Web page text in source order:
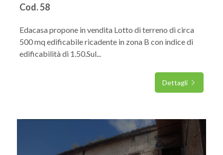
Cod. 58
Edacasa propone in vendita Lotto di terreno di circa
500 mq edificabile ricadente in zona B con indice di
edificabilità di 1.50.Sul...
Dettagli